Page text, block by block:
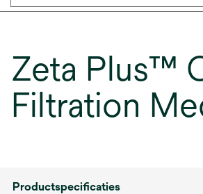
Zeta Plus™
Filtration
Productspecificaties